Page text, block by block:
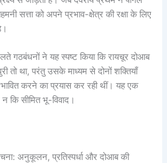
सत्ता को अपने प्रभाव-क्षेत्र की रक्षा के लिए
गठबंधनों ने यह स्पष्ट किया कि रायचूर दोआब
तो था, परंतु उसके माध्यम से दोनों शक्तियाँ
करने का प्रयास कर रही थीं। यह एक
कि सीमित भू-विवाद।
अनुकूलन, प्रतिस्पर्धा और दोआब की